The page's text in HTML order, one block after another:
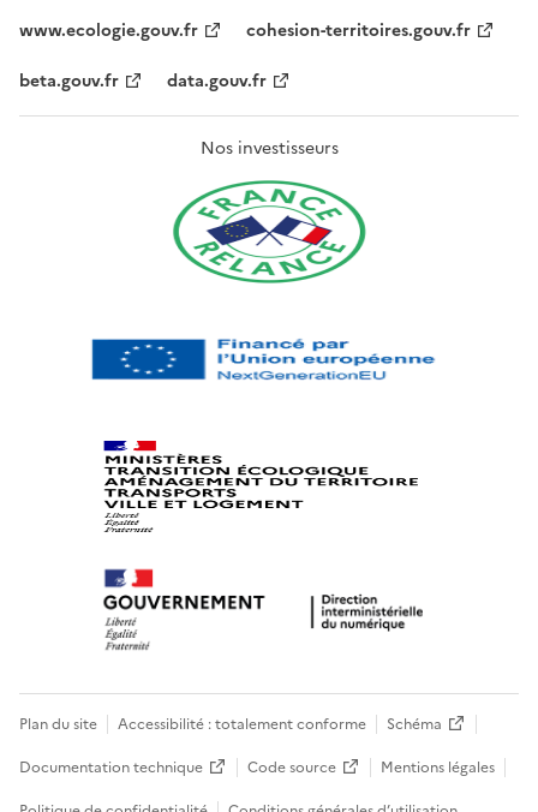
www.ecologie.gouv.fr
cohesion-territoires.gouv.fr
beta.gouv.fr
data.gouv.fr
Nos investisseurs
Plan du site Accessibilité : totalement conforme
Schéma
Documentation technique
Code source
Mentions légales